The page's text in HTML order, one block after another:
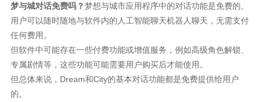
梦与城对话免费吗？梦想与城市应用程序中的对话功能是免费的。
用户可以随时随地与软件内的人工智能聊天机器人聊天，无需支付
任何费用。
但软件中可能存在一些付费功能或增值服务，例如高级角色解锁、
专属剧情等，这些功能可能需要用户购买后才能使用。
但总体来说，Dream和City的基本对话功能都是免费提供给用户
的。